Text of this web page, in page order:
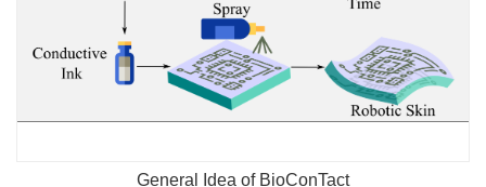
General Idea of BioConTact